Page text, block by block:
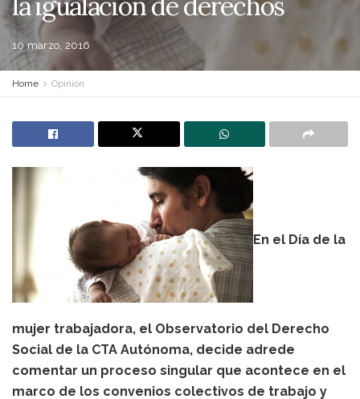
10 marzo, 2016
Home Opinión
En el Día de la
mujer trabajadora, el Observatorio del Derecho
Social de la CTA Autónoma, decide adrede
comentar un proceso singular que acontece en el
marco de los convenios colectivos de trabajo y